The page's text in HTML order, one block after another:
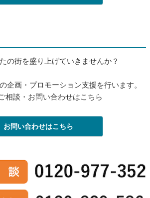
の街を盛り上げていきませんか？
企画・プロモーション支援を行います。
相談・お問い合わせはこちら
お問い合わせはこちら